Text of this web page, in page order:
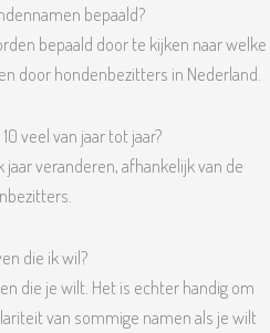
bepaald?
bepaald door te kijken naar welke
door hondenbezitters in Nederland.
veel van jaar tot jaar?
veranderen, afhankelijk van de
die ik wil?
die je wilt. Het is echter handig om
van sommige namen als je wilt